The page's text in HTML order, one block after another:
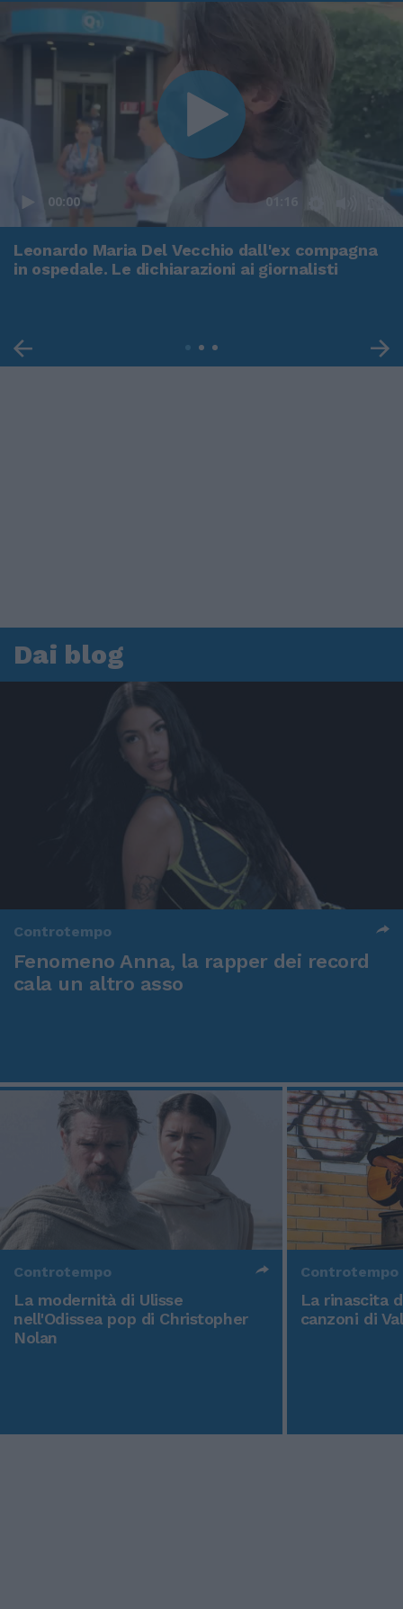
00:00 01:16
Leonardo Maria Del Vecchio dall'ex compagna
in ospedale. Le dichiarazioni ai giornalisti
Dai blog
Controtempo
Fenomeno Anna, la rapper dei record
cala un altro asso
Controtempo
La modernità di Ulisse
nell'Odissea pop di Christopher
Nolan
Controtempo
La rinascita
canzoni di